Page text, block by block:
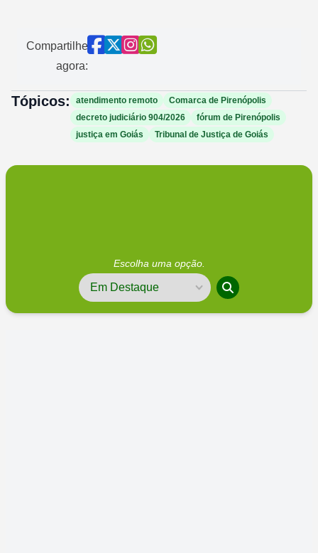
Compartilhe
agora:
Tópicos: atendimento remoto
Comarca de Pirenópolis
decreto judiciário 904/2026
fórum de Pirenópolis
justiça em Goiás
Tribunal de Justiça de Goiás
Escolha uma opção.